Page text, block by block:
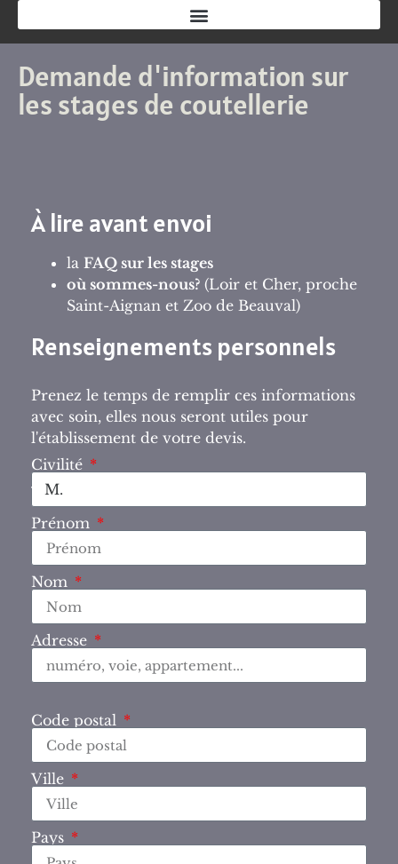
Demande d'information sur
les stages de coutellerie
À lire avant envoi
la FAQ sur les stages
où sommes-nous? (Loir et Cher, proche
Saint-Aignan et Zoo de Beauval)
Renseignements personnels
Prenez le temps de remplir ces informations
avec soin, elles nous seront utiles pour
l'établissement de votre devis.
Civilité
Prénom
Nom
Adresse
Code postal
Ville
Pays